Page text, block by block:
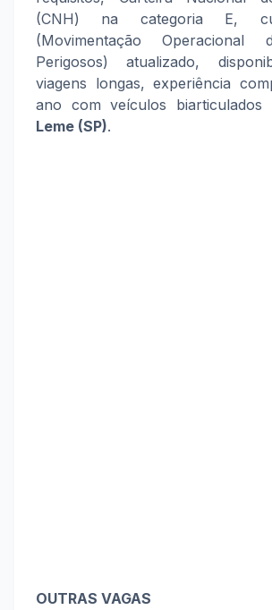
(CNH) na categoria E,
(Movimentação Operacional
Perigosos) atualizado,
viagens longas, experiência
ano com veículos biarticulados
Leme (SP).
OUTRAS VAGAS